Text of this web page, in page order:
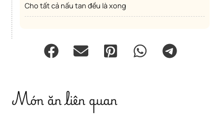
Cho tất cả nấu tan đều là xong
Món ăn liên quan